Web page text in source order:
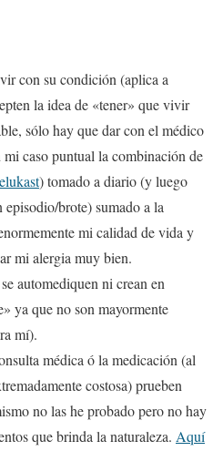
con su condición (aplica a
la idea de «tener» que vivir
sólo hay que dar con el médico
caso puntual la combinación de
) tomado a diario (y luego
episodio/brote) sumado a la
mi calidad de vida y
mi alergia muy bien.
automediquen ni crean en
ya que no son mayormente
mí).
médica ó la medicación (al
costosa) prueben
no las he probado pero no hay
que brinda la naturaleza. Aquí